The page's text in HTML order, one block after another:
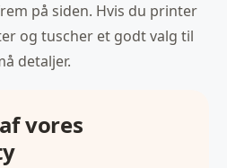
på siden. Hvis du printer
og tuscher et godt valg til
detaljer.
vores